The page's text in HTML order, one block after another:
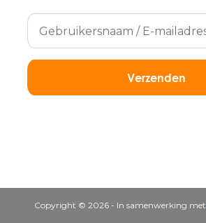
Copyright © 2026 - In samenwerking met